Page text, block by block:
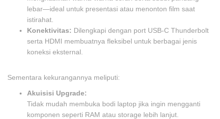
lebar—ideal untuk presentasi atau menonton film saat
istirahat.
Konektivitas: Dilengkapi dengan port USB-C Thunderbolt
serta HDMI membuatnya fleksibel untuk berbagai jenis
koneksi eksternal.
Sementara kekurangannya meliputi:
Akuisisi Upgrade:
Tidak mudah membuka bodi laptop jika ingin mengganti
komponen seperti RAM atau storage lebih lanjut.